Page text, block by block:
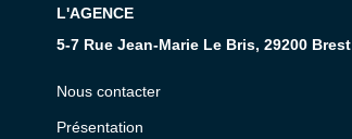
L'AGENCE
5-7 Rue Jean-Marie Le Bris, 29200 Brest
Nous contacter
Présentation